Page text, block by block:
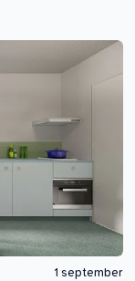
1 september